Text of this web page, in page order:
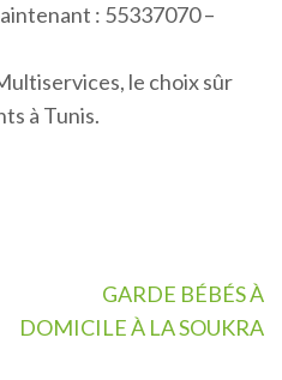
: 55337070 –
le choix sûr
à Tunis.
GARDE BÉBÉS À
DOMICILE À LA SOUKRA